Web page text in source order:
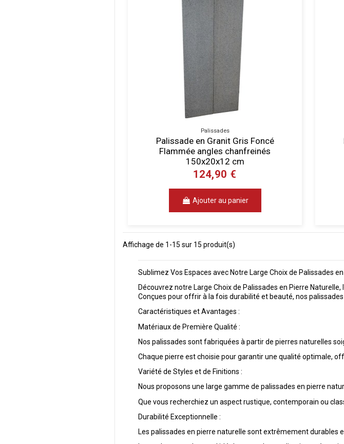
Palissades
Palissade en Granit Gris Foncé
Flammée angles chanfreinés
150x20x12 cm
124,90 €
Ajouter au panier
Affichage de 1-15 sur 15 produit(s)
Sublimez Vos Espaces avec Notre Large Choix de Palissades
Découvrez notre Large Choix de Palissades en Pierre
Conçues pour offrir à la fois durabilité et beauté, nos
Caractéristiques et Avantages :
Matériaux de Première Qualité :
Nos palissades sont fabriquées à partir de pierres naturelles
Chaque pierre est choisie pour garantir une qualité optimale,
Variété de Styles et de Finitions :
Nous proposons une large gamme de palissades en pierre
Que vous recherchiez un aspect rustique, contemporain ou
Durabilité Exceptionnelle :
Les palissades en pierre naturelle sont extrêmement durables